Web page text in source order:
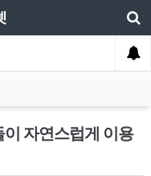
자연스럽게 이용